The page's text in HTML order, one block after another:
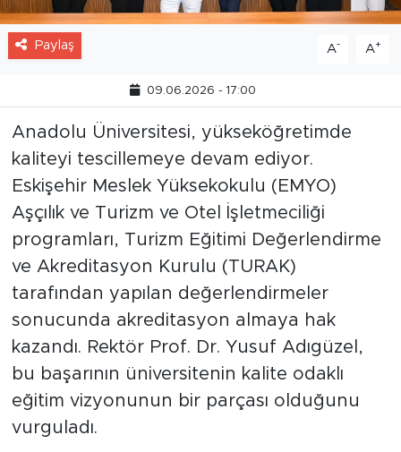
Paylaş A- A+
09.06.2026 - 17:00
Anadolu Üniversitesi, yükseköğretimde
kaliteyi tescillemeye devam ediyor.
Eskişehir Meslek Yüksekokulu (EMYO)
Aşçılık ve Turizm ve Otel İşletmeciliği
programları, Turizm Eğitimi Değerlendirme
ve Akreditasyon Kurulu (TURAK)
tarafından yapılan değerlendirmeler
sonucunda akreditasyon almaya hak
kazandı. Rektör Prof. Dr. Yusuf Adıgüzel,
bu başarının üniversitenin kalite odaklı
eğitim vizyonunun bir parçası olduğunu
vurguladı.